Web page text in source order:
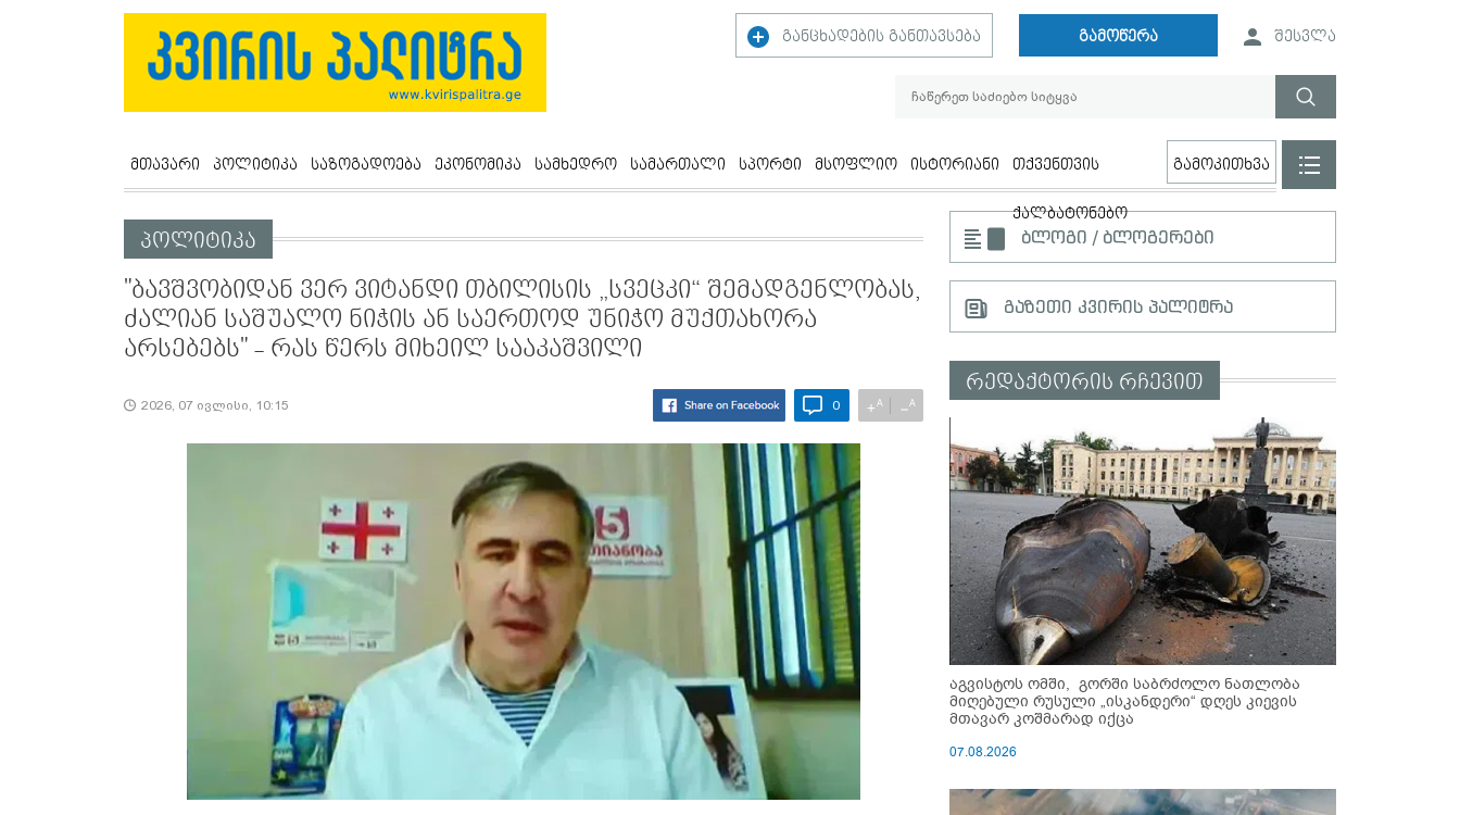
განცხადების განთავსება გამოწერა შესვლა
მთავარი პოლიტიკა საზოგადოება ეკონომიკა სამხედრო სამართალი სპორტი მსოფლიო ისტორიანი თქვენთვის
ქალბატონებო
გამოკითხვა
პოლიტიკა
"ბავშვობიდან ვერ ვიტანდი თბილისის „სვეცკი“ შემადგენლობას,
ძალიან საშუალო ნიჭის ან საერთოდ უნიჭო მუქთახორა
არსებებს" - რას წერს მიხეილ სააკაშვილი
2026, 07 ივლისი, 10:15 0 +A −A
ბლოგი / ბლოგერები
გაზეთი კვირის პალიტრა
რედაქტორის რჩევით
აგვისტოს ომში, გორში საბრძოლო ნათლობა
მიღებული რუსული „ისკანდერი“ დღეს კიევის
მთავარ კოშმარად იქცა
07.08.2026